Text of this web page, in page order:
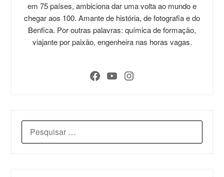
em 75 países, ambiciona dar uma volta ao mundo e
chegar aos 100. Amante de história, de fotografia e do
Benfica. Por outras palavras: química de formação,
viajante por paixão, engenheira nas horas vagas.